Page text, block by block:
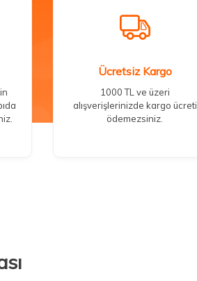
Ücretsiz Kargo
1000 TL ve üzeri
alışverişlerinizde kargo ücreti
ödemezsiniz.